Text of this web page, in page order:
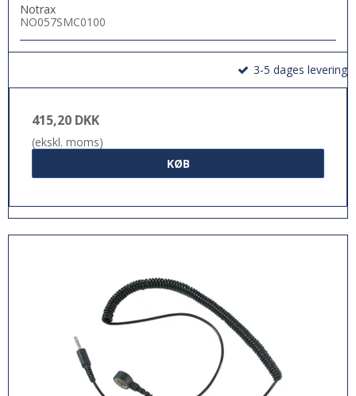
Notrax
NO057SMC0100
3-5 dages levering
415,20 DKK
(ekskl. moms)
KØB